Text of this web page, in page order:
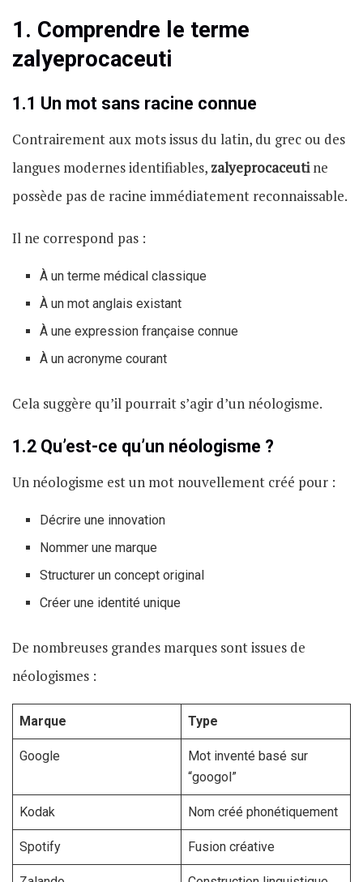
1. Comprendre le terme
zalyeprocaceuti
1.1 Un mot sans racine connue
Contrairement aux mots issus du latin, du grec ou des
langues modernes identifiables, zalyeprocaceutine
possède pas de racine immédiatement reconnaissable.
Il ne correspond pas :
À un terme médical classique
À un mot anglais existant
À une expression française connue
À un acronyme courant
Cela suggère qu’il pourrait s’agir d’un néologisme.
1.2 Qu’est-ce qu’un néologisme ?
Un néologisme est un mot nouvellement créé pour :
Décrire une innovation
Nommer une marque
Structurer un concept original
Créer une identité unique
De nombreuses grandes marques sont issues de
néologismes :
Marque Type
Google
Mot inventé basé sur
“googol”
Kodak Nom créé phonétiquement
Spotify Fusion créative